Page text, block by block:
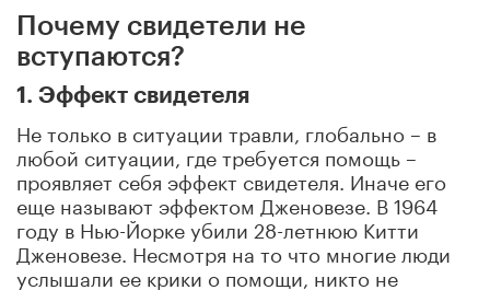
Почему свидетели не
вступаются?
1. Эффект свидетеля
Не только в ситуации травли, глобально – в
любой ситуации, где требуется помощь –
проявляет себя эффект свидетеля. Иначе его
еще называют эффектом Дженовезе. В 1964
году в Нью-Йорке убили 28-летнюю Китти
Дженовезе. Несмотря на то что многие люди
услышали ее крики о помощи, никто не